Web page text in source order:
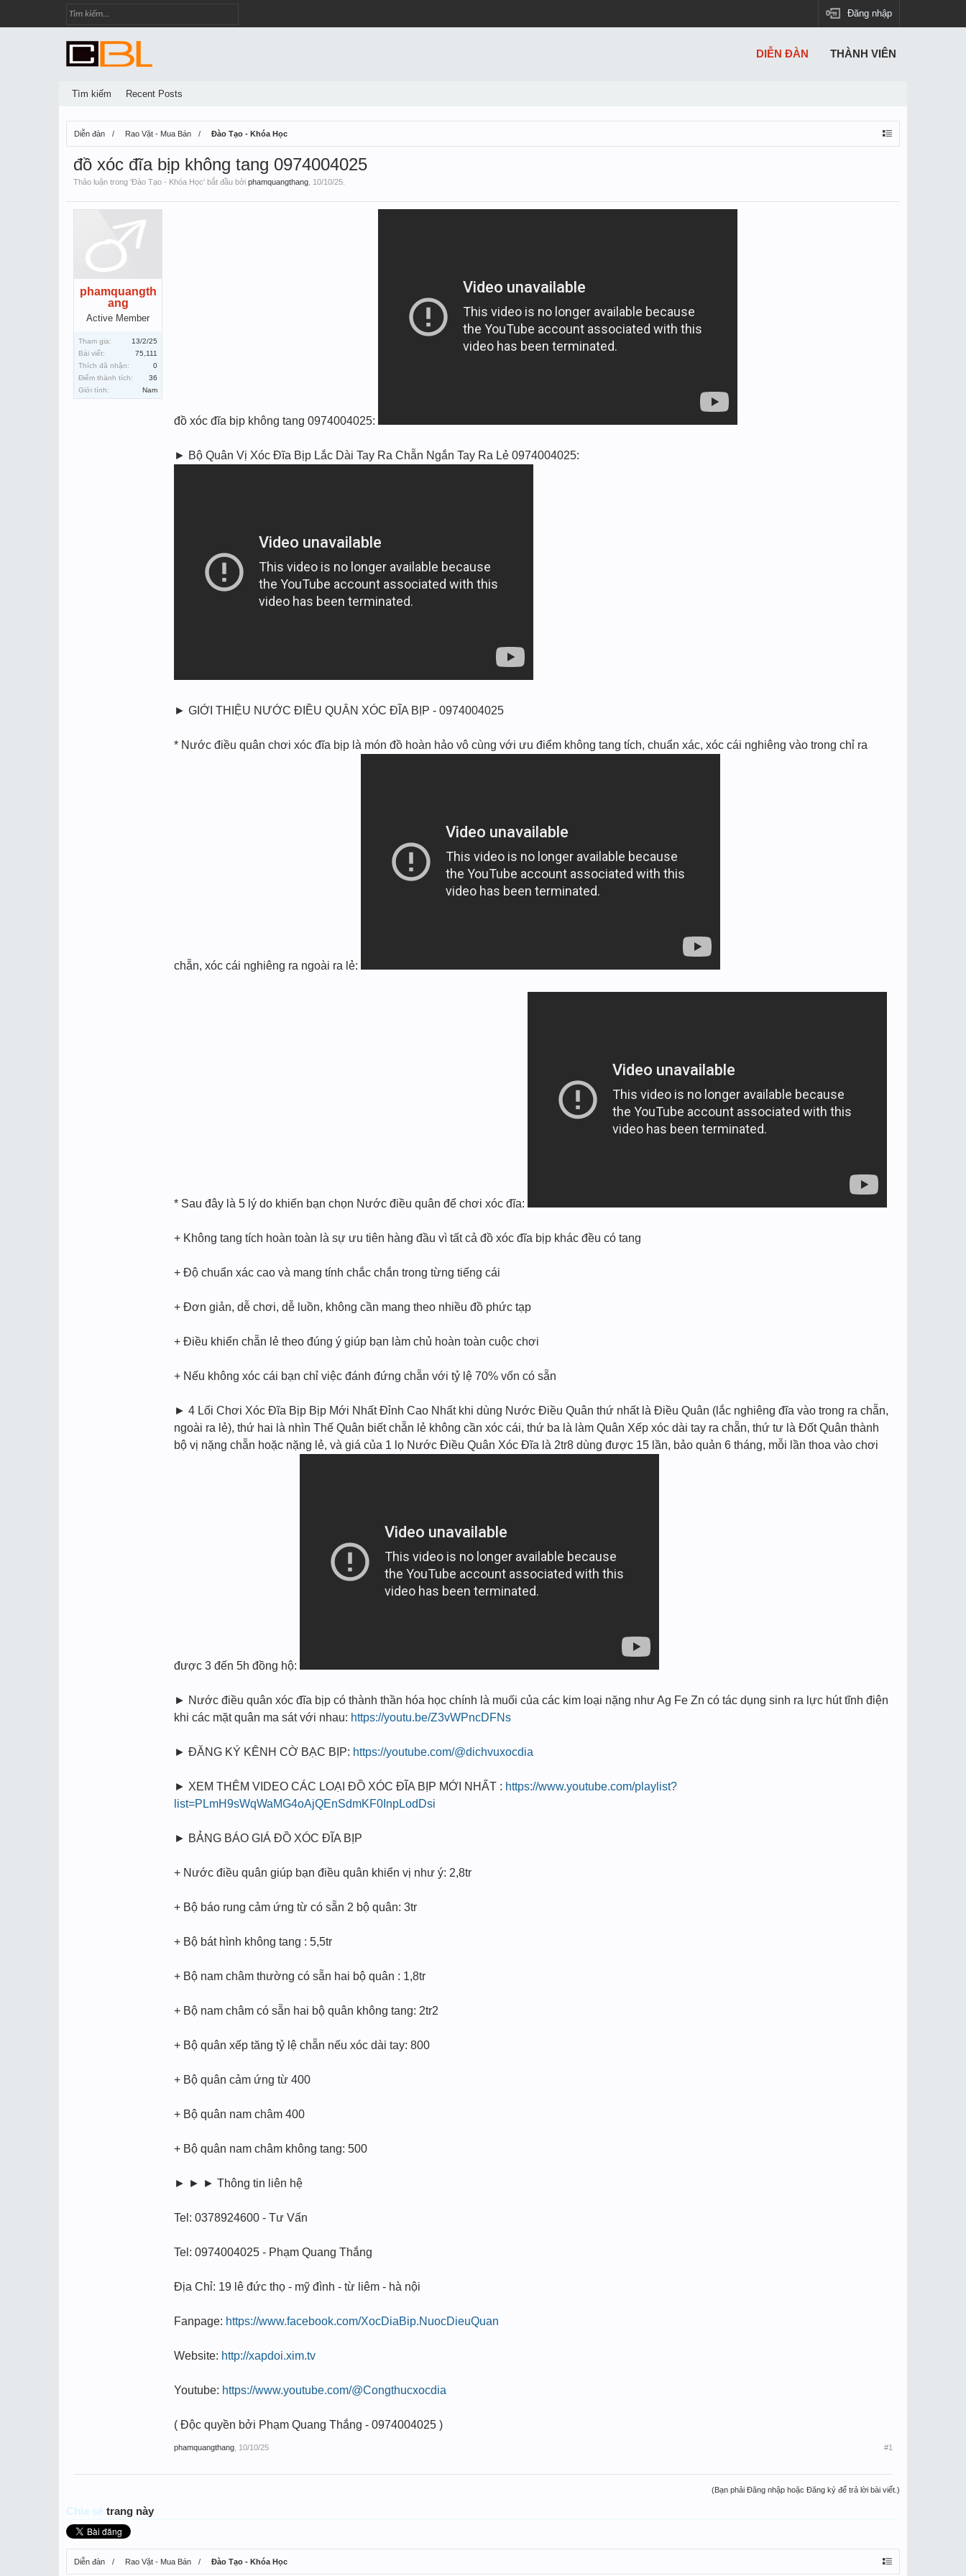
Đăng nhập
Diễn đàn Rao Vặt - Mua Bán Đào Tạo - Khóa Học
đồ xóc đĩa bịp không tang 0974004025
Thảo luận trong 'Đào Tạo - Khóa Học' bắt đầu bởi phamquangthang 10/10/25
phamquangth
ang
Active Member
Tham gia:
13/2/25
Bài viết:
75,111
Thích đã nhận:
0
Điểm thành tích:
36
Giới tính:
Nam
đồ xóc đĩa bịp không tang 0974004025:
► Bộ Quân Vị Xóc Đĩa Bịp Lắc Dài Tay Ra Chẵn Ngắn Tay Ra Lẻ 0974004025:
► GIỚI THIỆU NƯỚC ĐIỀU QUÂN XÓC ĐĨA BỊP - 0974004025
* Nước điều quân chơi xóc đĩa bịp là món đồ hoàn hảo vô cùng với ưu điểm không tang tích, chuẩn xác, xóc cái nghiêng vào trong chỉ ra
chẵn, xóc cái nghiêng ra ngoài ra lẻ:
* Sau đây là 5 lý do khiến bạn chọn Nước điều quân để chơi xóc đĩa:
+ Không tang tích hoàn toàn là sự ưu tiên hàng đầu vì tất cả đồ xóc đĩa bịp khác đều có tang
+ Độ chuẩn xác cao và mang tính chắc chắn trong từng tiếng cái
+ Đơn giản, dễ chơi, dễ luồn, không cần mang theo nhiều đồ phức tạp
+ Điều khiển chẵn lẻ theo đúng ý giúp bạn làm chủ hoàn toàn cuộc chơi
+ Nếu không xóc cái bạn chỉ việc đánh đứng chẵn với tỷ lệ 70% vốn có sẵn
► 4 Lối Chơi Xóc Đĩa Bịp Bịp Mới Nhất Đỉnh Cao Nhất khi dùng Nước Điều Quân thứ nhất là Điều Quân (lắc nghiêng đĩa vào trong ra chẵn,
ngoài ra lẻ), thứ hai là nhìn Thế Quân biết chẵn lẻ không cần xóc cái, thứ ba là làm Quân Xếp xóc dài tay ra chẵn, thứ tư là Đốt Quân thành
bộ vị nặng chẵn hoặc nặng lẻ, và giá của 1 lọ Nước Điều Quân Xóc Đĩa là 2tr8 dùng được 15 lần, bảo quản 6 tháng, mỗi lần thoa vào chơi
được 3 đến 5h đồng hộ:
► Nước điều quân xóc đĩa bịp có thành thần hóa học chính là muối của các kim loại nặng như Ag Fe Zn có tác dụng sinh ra lực hút tĩnh điện
khi các mặt quân ma sát với nhau: https://youtu.be/Z3vWPncDFNs
► ĐĂNG KÝ KÊNH CỜ BẠC BỊP: https://youtube.com/@dichvuxocdia
► XEM THÊM VIDEO CÁC LOẠI ĐỒ XÓC ĐĨA BỊP MỚI NHẤT : https://www.youtube.com/playlist?
list=PLmH9sWqWaMG4oAjQEnSdmKF0InpLodDsi
► BẢNG BÁO GIÁ ĐỒ XÓC ĐĨA BỊP
+ Nước điều quân giúp bạn điều quân khiển vị như ý: 2,8tr
+ Bộ báo rung cảm ứng từ có sẵn 2 bộ quân: 3tr
+ Bộ bát hình không tang : 5,5tr
+ Bộ nam châm thường có sẵn hai bộ quân : 1,8tr
+ Bộ nam châm có sẵn hai bộ quân không tang: 2tr2
+ Bộ quân xếp tăng tỷ lệ chẵn nếu xóc dài tay: 800
+ Bộ quân cảm ứng từ 400
+ Bộ quân nam châm 400
+ Bộ quân nam châm không tang: 500
► ► ► Thông tin liên hệ
Tel: 0378924600 - Tư Vấn
Tel: 0974004025 - Phạm Quang Thắng
Địa Chỉ: 19 lê đức thọ - mỹ đình - từ liêm - hà nội
Fanpage: https://www.facebook.com/XocDiaBip.NuocDieuQuan
Website: http://xapdoi.xim.tv
Youtube: https://www.youtube.com/@Congthucxocdia
( Độc quyền bởi Phạm Quang Thắng - 0974004025 )
phamquangthang 10/10/25 #1
(Bạn phải Đăng nhập hoặc Đăng ký để trả lời bài viết.)
Chia sẻ trang này
Diễn đàn Rao Vặt - Mua Bán Đào Tạo - Khóa Học
DIỄN ĐÀN
Tìm kiếm Recent Posts
THÀNH VIÊN